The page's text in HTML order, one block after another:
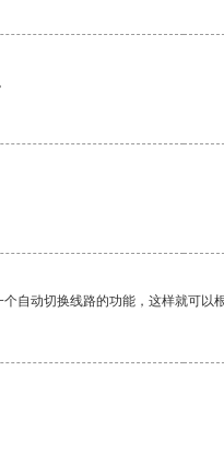
自动切换线路的功能，这样就可以